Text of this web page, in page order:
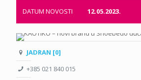
DATUM NOVOSTI 12.05.2023.
JADRAN [0]
+385 021 840 015‬